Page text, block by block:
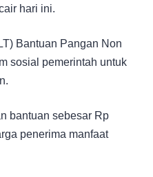
hari ini.
Bantuan Pangan Non
sosial pemerintah untuk
bantuan sebesar Rp
penerima manfaat